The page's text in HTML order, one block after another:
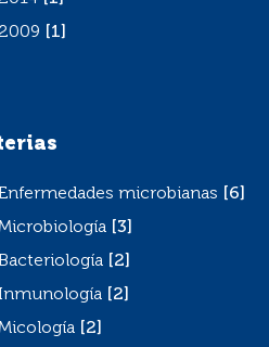
[1]
microbianas
Enfermedades microbianas
[6]
[3]
Bacteriología
[2]
[2]
[2]